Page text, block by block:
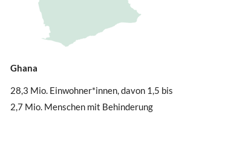
Ghana
28,3 Mio. Einwohner*innen, davon 1,5 bis
2,7 Mio. Menschen mit Behinderung